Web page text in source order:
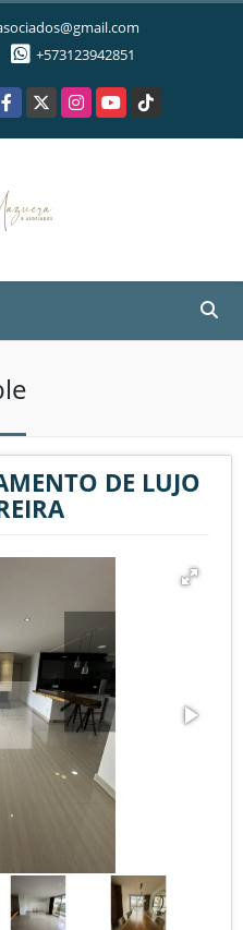
+573123942851
Facebook
X InstagramYouTubeTikTok
DE LUJO